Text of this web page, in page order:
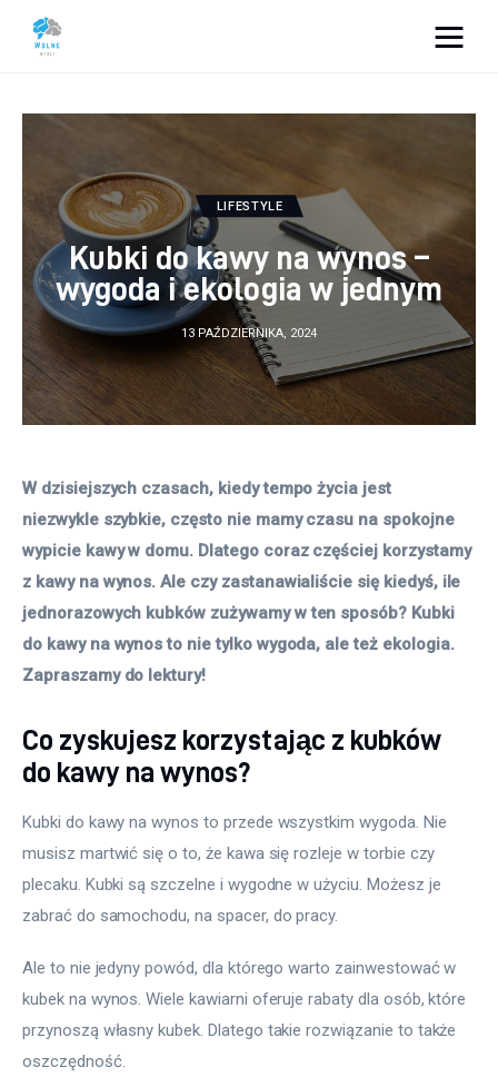
Biznes
Dom i ogród
Uroda
Zdrowie
Więcej
LIFESTYLE
Kubki do kawy na wynos –
wygoda i ekologia w jednym
13 PAŹDZIERNIKA, 2024
W dzisiejszych czasach, kiedy tempo życia jest
niezwykle szybkie, często nie mamy czasu na spokojne
wypicie kawy w domu. Dlatego coraz częściej korzystamy
z kawy na wynos. Ale czy zastanawialiście się kiedyś, ile
jednorazowych kubków zużywamy w ten sposób? Kubki
do kawy na wynos to nie tylko wygoda, ale też ekologia.
Zapraszamy do lektury!
Co zyskujesz korzystając z kubków
do kawy na wynos?
Kubki do kawy na wynos to przede wszystkim wygoda. Nie
musisz martwić się o to, że kawa się rozleje w torbie czy
plecaku. Kubki są szczelne i wygodne w użyciu. Możesz je
zabrać do samochodu, na spacer, do pracy.
Ale to nie jedyny powód, dla którego warto zainwestować w
kubek na wynos. Wiele kawiarni oferuje rabaty dla osób, które
przynoszą własny kubek. Dlatego takie rozwiązanie to także
oszczędność.